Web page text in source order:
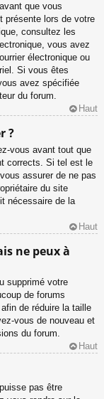
que vous
présente lors de votre
consultez les
vous avez
électronique ou
Si vous êtes
avez spécifiée
du forum.
Haut
?
vous avant tout que
corrects. Si tel est le
assurer de ne pas
du site
nécessaire de la
Haut
ne peux à
supprimé votre
de forums
de réduire la taille
vous de nouveau et
du forum.
Haut
pas être